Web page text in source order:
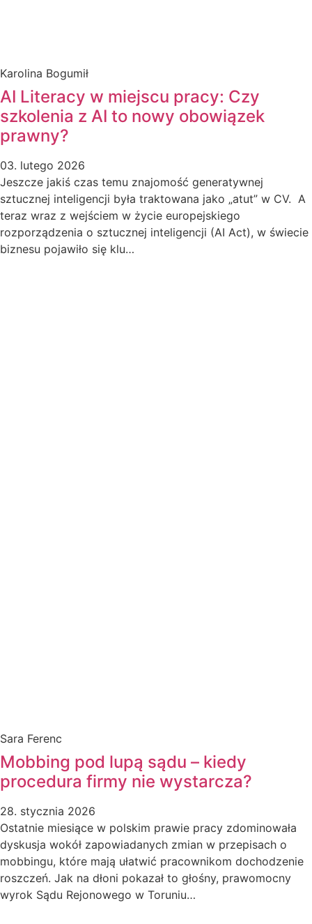
Karolina Bogumił
AI Literacy w miejscu pracy: Czy
szkolenia z AI to nowy obowiązek
prawny?
03. lutego 2026
Jeszcze jakiś czas temu znajomość generatywnej
sztucznej inteligencji była traktowana jako „atut” w CV. A
teraz wraz z wejściem w życie europejskiego
rozporządzenia o sztucznej inteligencji (AI Act), w świecie
biznesu pojawiło się klu…
Sara Ferenc
Mobbing pod lupą sądu – kiedy
procedura firmy nie wystarcza?
28. stycznia 2026
Ostatnie miesiące w polskim prawie pracy zdominowała
dyskusja wokół zapowiadanych zmian w przepisach o
mobbingu, które mają ułatwić pracownikom dochodzenie
roszczeń. Jak na dłoni pokazał to głośny, prawomocny
wyrok Sądu Rejonowego w Toruniu…